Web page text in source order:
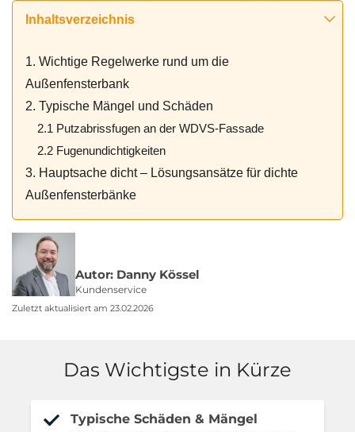
Inhaltsverzeichnis
1. Wichtige Regelwerke rund um die
Außenfensterbank
2. Typische Mängel und Schäden
2.1 Putzabrissfugen an der WDVS-Fassade
2.2 Fugenundichtigkeiten
3. Hauptsache dicht – Lösungsansätze für dichte
Außenfensterbänke
Autor: Danny Kössel
Kundenservice
Zuletzt aktualisiert am 23.02.2026
Das Wichtigste in Kürze
Typische Schäden & Mängel